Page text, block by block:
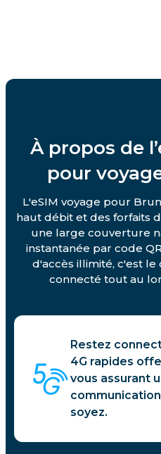
À propos de
pour
L'eSIM voyage pour
haut débit et des forfaits
une large couverture
instantanée par code
d'accès illimité, c'est
connecté tout au
Restez
4G rapides
vous assurant
soyez.